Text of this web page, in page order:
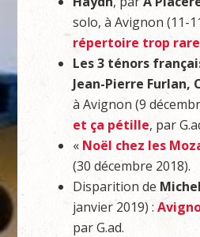
solo, à Avignon (11-
répertoire trop rare
Les 3 ténors
Jean-Pierre Furlan,
à Avignon (9
et ça pétille, par
« Noël chez les
(30 décembre 2018).
Disparition de
janvier 2019) :
par G.ad.